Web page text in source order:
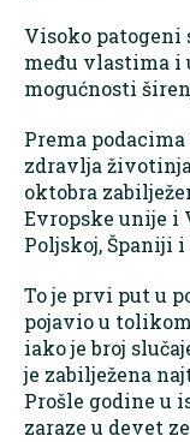
Visoko patogeni
među vlastima i
mogućnosti
Prema
zdravlja životinja
oktobra
Evropske unije i
Poljskoj, Španiji i
To je prvi put u
pojavio u
iako je broj
je zabilježena
Prošle godine u
zaraze u devet